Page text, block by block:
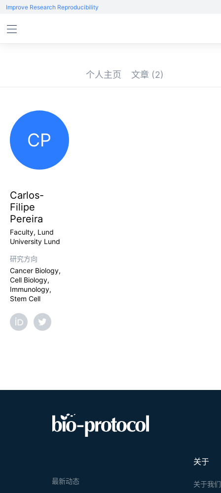
Improve Research Reproducibility
个人主页 文章 (2)
CP
Carlos-
Filipe
Pereira
Faculty, Lund
University Lund
研究方向
Cancer Biology,
Cell Biology,
Immunology,
Stem Cell
关于
关于我们
最新动态